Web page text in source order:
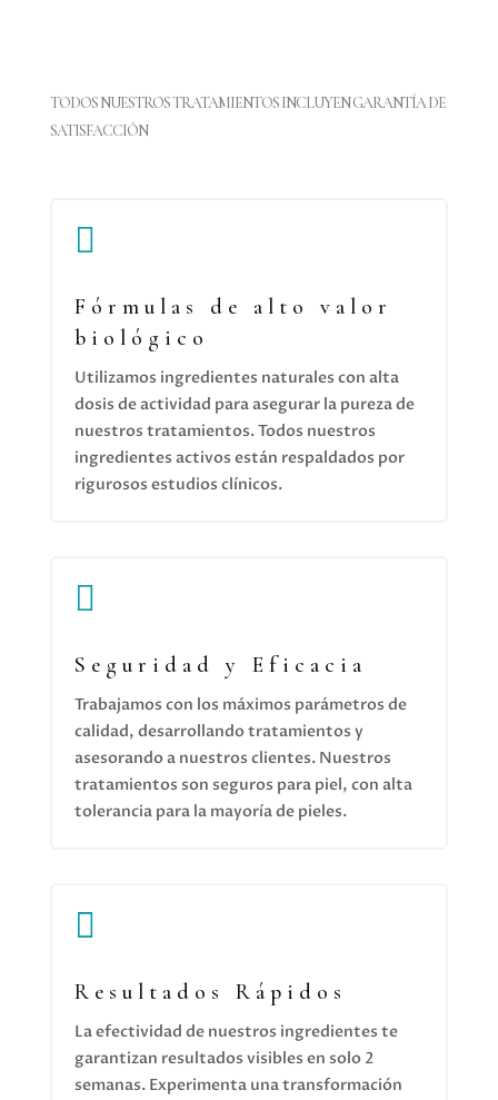
TODOS NUESTROS TRATAMIENTOS INCLUYEN GARANTÍA DE
SATISFACCIÓN

Fórmulas de alto valor
biológico
Utilizamos ingredientes naturales con alta
dosis de actividad para asegurar la pureza de
nuestros tratamientos. Todos nuestros
ingredientes activos están respaldados por
rigurosos estudios clínicos.

Seguridad y Eficacia
Trabajamos con los máximos parámetros de
calidad, desarrollando tratamientos y
asesorando a nuestros clientes. Nuestros
tratamientos son seguros para piel, con alta
tolerancia para la mayoría de pieles.

Resultados Rápidos
La efectividad de nuestros ingredientes te
garantizan resultados visibles en solo 2
semanas. Experimenta una transformación